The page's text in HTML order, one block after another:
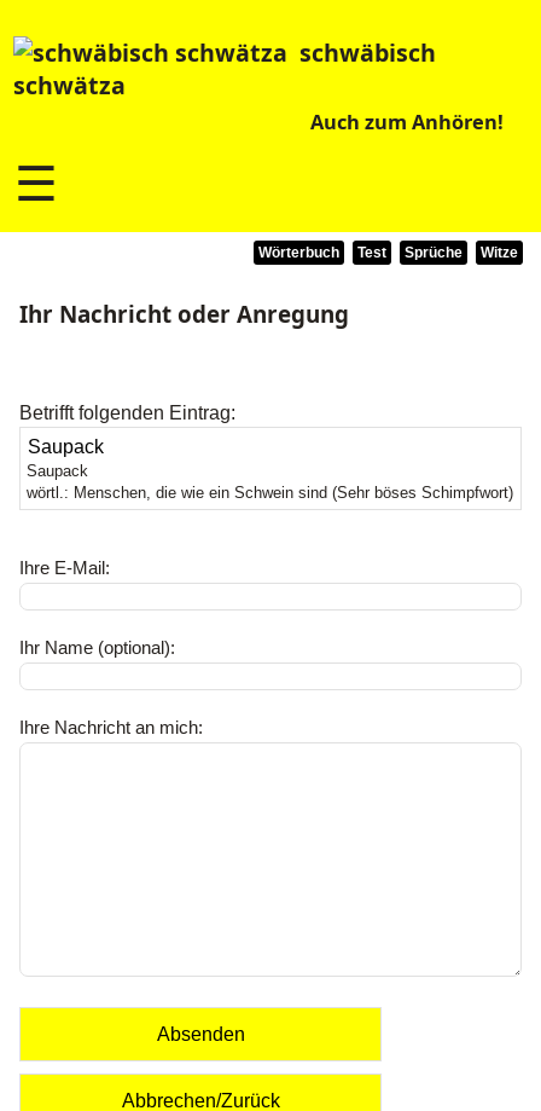
schwäbisch
schwätza
Auch zum Anhören!
☰
Wörterbuch Test Sprüche Witze
Ihr Nachricht oder Anregung
Betrifft folgenden Eintrag:
Saupack
wörtl.: Menschen, die wie ein Schwein sind (Sehr böses Schimpfwort)
Ihre E-Mail:
Ihr Name (optional):
Ihre Nachricht an mich:
Absenden
Abbrechen/Zurück